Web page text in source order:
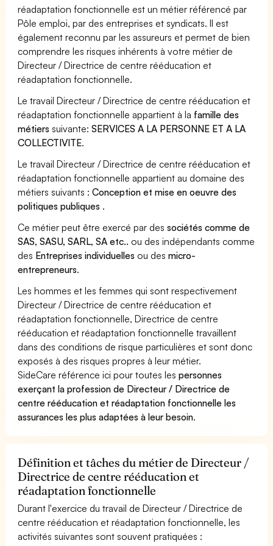
réadaptation fonctionnelle est un métier référencé par
Pôle emploi, par des entreprises et syndicats. Il est
également reconnu par les assureurs et permet de bien
comprendre les risques inhérents à votre métier de
Directeur / Directrice de centre rééducation et
réadaptation fonctionnelle.
Le travail Directeur / Directrice de centre rééducation et
réadaptation fonctionnelle appartient à la famille des
métiers suivante:SERVICES A LA PERSONNE ET A LA
COLLECTIVITE.
Le travail Directeur / Directrice de centre rééducation et
réadaptation fonctionnelle appartient au domaine des
métiers suivants :Conception et mise en oeuvre des
politiques publiques .
Ce métier peut être exercé par dessociétés comme de
SAS, SASU, SARL, SA etc.. ou des indépendants comme
des Entreprises individuelles ou desmicro-
entrepreneurs.
Les hommes et les femmes qui sont respectivement
Directeur / Directrice de centre rééducation et
réadaptation fonctionnelle, Directrice de centre
rééducation et réadaptation fonctionnelle travaillent
dans des conditions de risque particulières et sont donc
exposés à des risques propres à leur métier.
SideCare référence ici pour toutes lespersonnes
exerçant la profession de Directeur / Directrice de
centre rééducation et réadaptation fonctionnelle les
assurances les plus adaptées à leur besoin.
Définition et tâches du métier de Directeur /
Directrice de centre rééducation et
réadaptation fonctionnelle
Durant l'exercice du travail de Directeur / Directrice de
centre rééducation et réadaptation fonctionnelle, les
activités suivantes sont souvent pratiquées :